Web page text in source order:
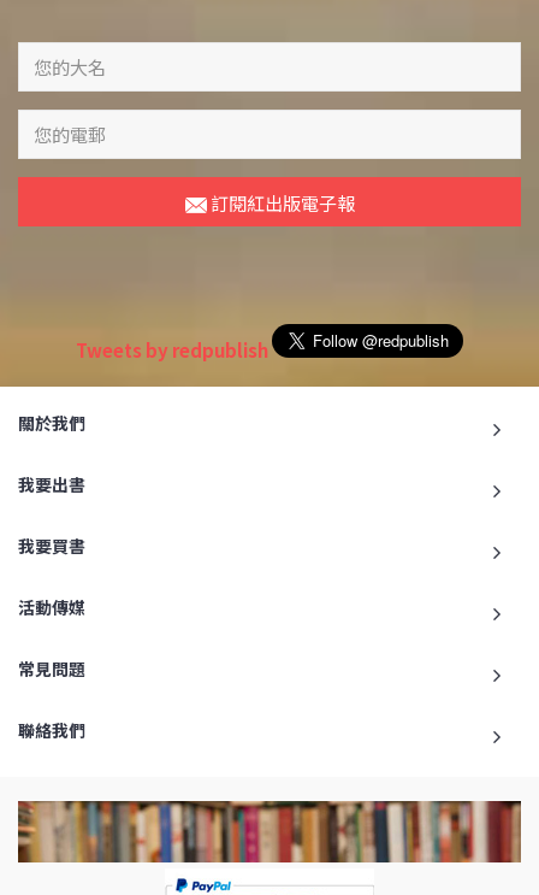
訂閱紅出版電子報
Tweets by redpublish
關於我們
我要出書
我要買書
活動傳媒
常見問題
聯絡我們